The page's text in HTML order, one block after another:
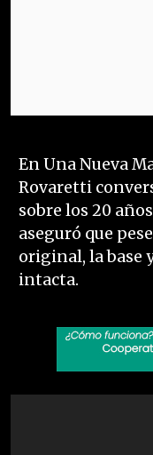
En Una Nueva
Rovaretti
sobre los 20
aseguró que
original, la base
intacta.